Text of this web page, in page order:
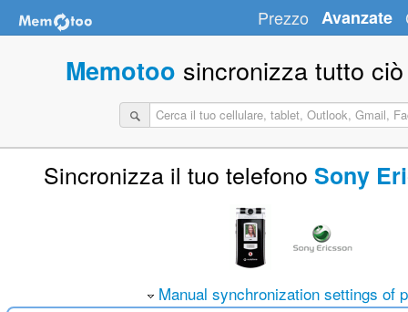
Prezzo Avanzate
Memotoo sincronizza tutto
Sincronizza il tuo telefono Sony
Manual synchronization settings of